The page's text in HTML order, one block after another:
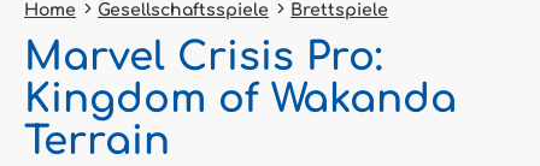
Home Gesellschaftsspiele Brettspiele
Marvel Crisis Pro:
Kingdom of Wakanda
Terrain